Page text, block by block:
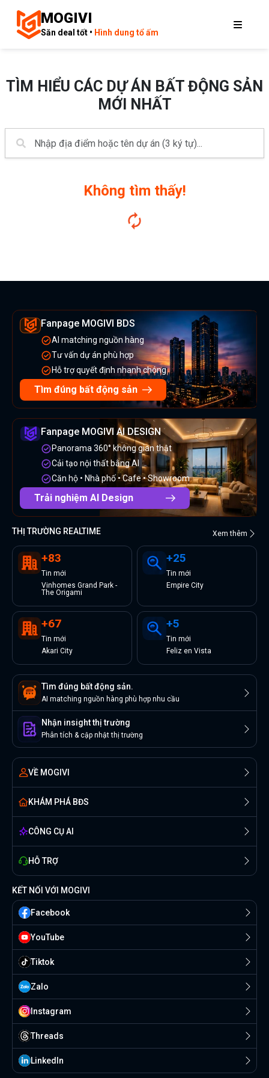
MOGIVI
Săn deal tốt • Hình dung tổ ấm
TÌM HIỂU CÁC DỰ ÁN BẤT ĐỘNG SẢN
MỚI NHẤT
Không tìm thấy!
Fanpage MOGIVI BDS
AI matching nguồn hàng
Tư vấn dự án phù hợp
Hỗ trợ quyết định nhanh chóng
Tìm đúng bất động sản
Fanpage MOGIVI AI DESIGN
Panorama 360° không gian thật
Cải tạo nội thất bằng AI
Căn hộ • Nhà phố • Cafe • Showroom
Trải nghiệm AI Design
THỊ TRƯỜNG REALTIME Xem thêm
+83
Tin mới
Vinhomes Grand Park -
The Origami
+25
Tin mới
Empire City
+67
Tin mới
Akari City
+5
Tin mới
Feliz en Vista
Tìm đúng bất động sản.
AI matching nguồn hàng phù hợp nhu cầu
Nhận insight thị trường
Phân tích & cập nhật thị trường
VỀ MOGIVI
KHÁM PHÁ BĐS
CÔNG CỤ AI
HỖ TRỢ
KẾT NỐI VỚI MOGIVI
Facebook
YouTube
Tiktok
Zalo
Instagram
Threads
Linkedln